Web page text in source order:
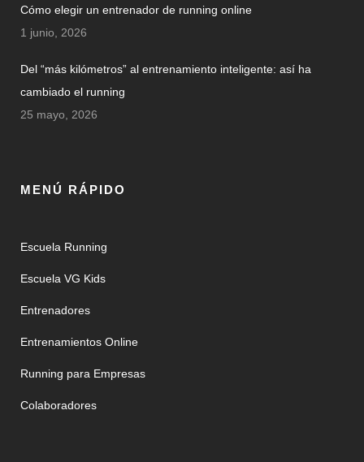
Cómo elegir un entrenador de running online
1 junio, 2026
Del “más kilómetros” al entrenamiento inteligente: así ha
cambiado el running
25 mayo, 2026
MENÚ RÁPIDO
Escuela Running
Escuela VG Kids
Entrenadores
Entrenamientos Online
Running para Empresas
Colaboradores